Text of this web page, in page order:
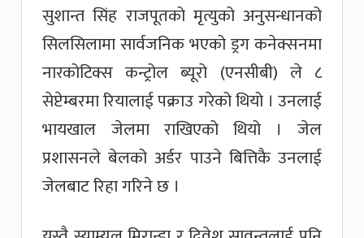
सुशान्त सिंह राजपूतको मृत्युको अनुसन्धानको
सिलसिलामा सार्वजनिक भएको ड्रग कनेक्सनमा
नारकोटिक्स कन्ट्रोल ब्यूरो (एनसीबी) ले ८
सेप्टेम्बरमा रियालाई पक्राउ गरेको थियो । उनलाई
भायखाल जेलमा राखिएको थियो । जेल
प्रशासनले बेलको अर्डर पाउने बित्तिकै उनलाई
जेलबाट रिहा गरिने छ ।